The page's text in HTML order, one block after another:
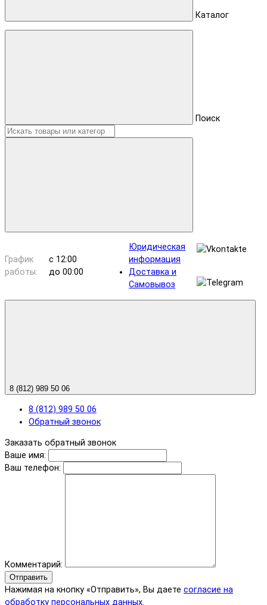
Каталог
Поиск
График
работы:
с 12:00
до 00:00
Юридическая
информация
Доставка и
Самовывоз
8 (812) 989 50 06
8 (812) 989 50 06
Обратный звонок
Заказать обратный звонок
Ваше имя:
Ваш телефон:
Комментарий:
Отправить
Нажимая на кнопку «Отправить», Вы даете согласие на
обработку персональных данных.